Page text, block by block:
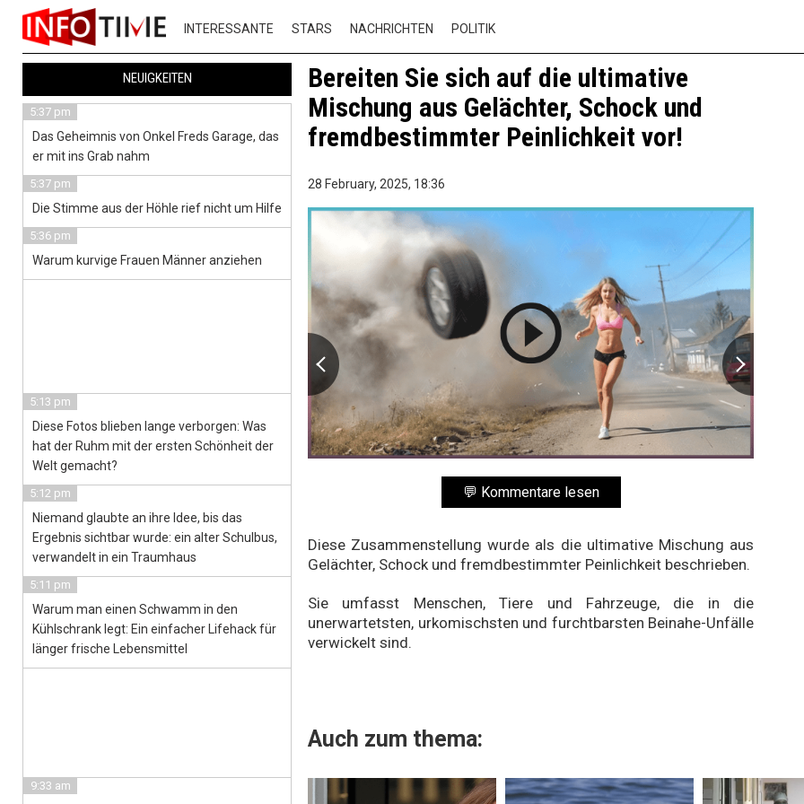
INTERESSANTE STARS NACHRICHTEN POLITIK
Bereiten Sie sich auf die ultimative
Mischung aus Gelächter, Schock und
fremdbestimmter Peinlichkeit vor!
28 February, 2025, 18:36
💬 Kommentare lesen
Diese Zusammenstellung wurde als die ultimative Mischung aus
Gelächter, Schock und fremdbestimmter Peinlichkeit beschrieben.
Sie umfasst Menschen, Tiere und Fahrzeuge, die in die
unerwartetsten, urkomischsten und furchtbarsten Beinahe-Unfälle
verwickelt sind.
Auch zum thema:
NEUIGKEITEN
5:37 pm
Das Geheimnis von Onkel Freds Garage, das
er mit ins Grab nahm
5:37 pm
Die Stimme aus der Höhle rief nicht um Hilfe
5:36 pm
Warum kurvige Frauen Männer anziehen
5:13 pm
Diese Fotos blieben lange verborgen: Was
hat der Ruhm mit der ersten Schönheit der
Welt gemacht?
5:12 pm
Niemand glaubte an ihre Idee, bis das
Ergebnis sichtbar wurde: ein alter Schulbus,
verwandelt in ein Traumhaus
5:11 pm
Warum man einen Schwamm in den
Kühlschrank legt: Ein einfacher Lifehack für
länger frische Lebensmittel
9:33 am